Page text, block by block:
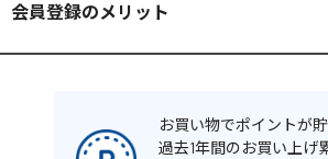
会員登録のメリット
お買い物でポイントが貯
過去1年間のお買い上げ